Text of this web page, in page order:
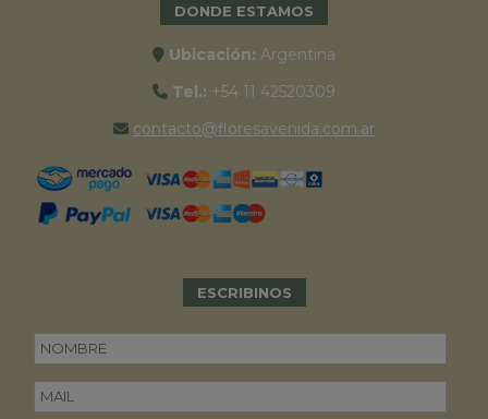
DONDE ESTAMOS
Ubicación: Argentina
Tel.: +54 11 42520309
contacto@floresavenida.com.ar
ESCRIBINOS